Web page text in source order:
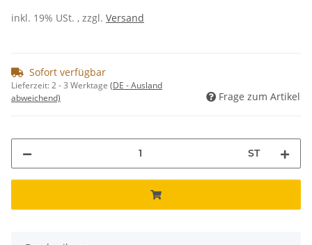
inkl. 19% USt. , zzgl. Versand
Sofort verfügbar
Lieferzeit:2 - 3 Werktage (DE - Ausland
abweichend)
Frage zum Artikel
ST